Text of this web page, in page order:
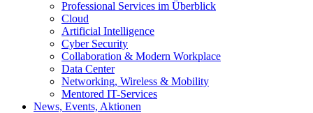
Professional Services im Überblick
Cloud
Artificial Intelligence
Cyber Security
Collaboration & Modern Workplace
Data Center
Networking, Wireless & Mobility
Mentored IT-Services
News, Events, Aktionen